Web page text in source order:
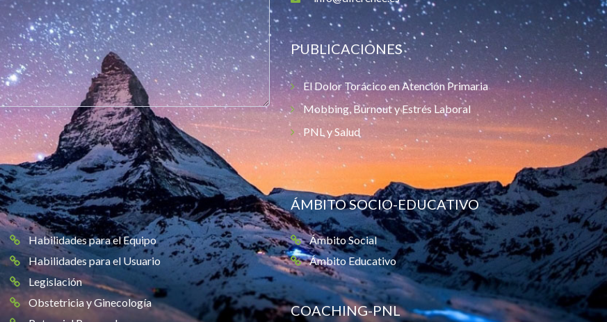
PUBLICACIONES
El Dolor Torácico en Atención Primaria
Mobbing, Burnout y Estrés Laboral
PNL y Salud
Habilidades para el Equipo
Habilidades para el Usuario
Legislación
Obstetricia y Ginecología
ÁMBITO SOCIO-EDUCATIVO
Ámbito Social
Ámbito Educativo
COACHING-PNL